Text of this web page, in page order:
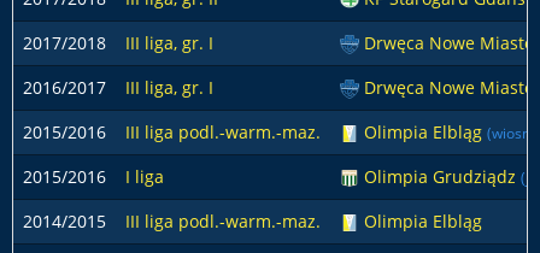
2017/2018
III liga, gr. I
Drwęca Nowe
2016/2017
III liga, gr. I
Drwęca Nowe Miasto
2015/2016
III liga podl.-warm.-maz. Olimpia Elbląg
2015/2016 I liga Olimpia Grudziądz
2014/2015 III liga podl.-warm.-maz.
Olimpia Elbląg